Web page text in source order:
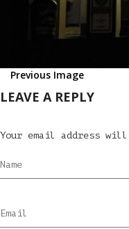
Previous Image
LEAVE A REPLY
Your email address
Name
Email